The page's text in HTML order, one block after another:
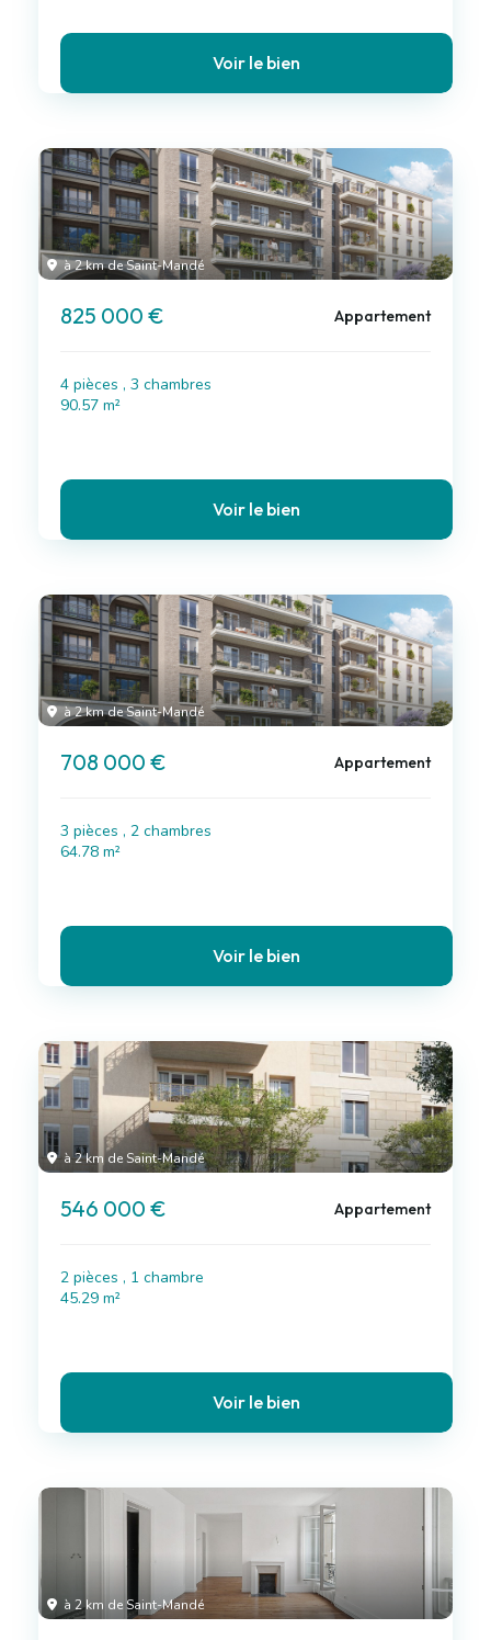
Voir le bien
à 2 km de Saint-Mandé
825 000 € Appartement
4 pièces , 3 chambres
90.57 m²
Voir le bien
à 2 km de Saint-Mandé
708 000 € Appartement
3 pièces , 2 chambres
64.78 m²
Voir le bien
à 2 km de Saint-Mandé
546 000 € Appartement
2 pièces , 1 chambre
45.29 m²
Voir le bien
à 2 km de Saint-Mandé